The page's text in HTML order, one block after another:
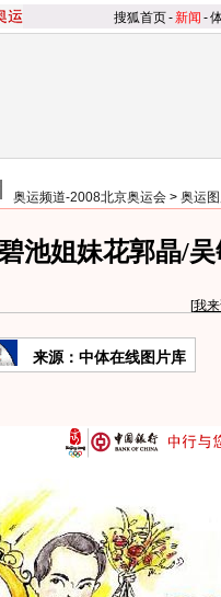
搜狐首页-新闻 -
奥运频道-2008北京奥运会 > 奥运
池姐妹花郭晶/
[我
来源：中体在线图片库